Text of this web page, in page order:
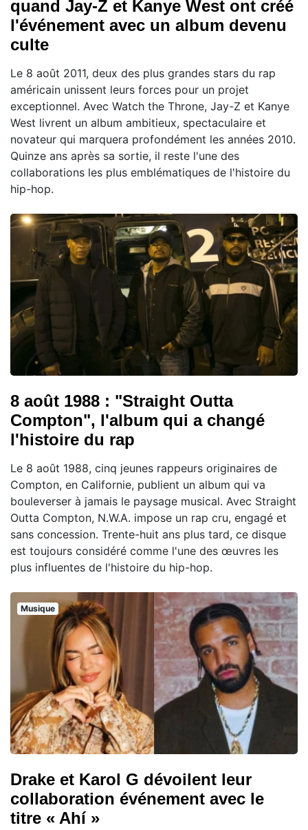
quand Jay-Z et Kanye West ont créé
l'événement avec un album devenu
culte
Le 8 août 2011, deux des plus grandes stars du rap
américain unissent leurs forces pour un projet
exceptionnel. Avec Watch the Throne, Jay-Z et Kanye
West livrent un album ambitieux, spectaculaire et
novateur qui marquera profondément les années 2010.
Quinze ans après sa sortie, il reste l'une des
collaborations les plus emblématiques de l'histoire du
hip-hop.
8 août 1988 : "Straight Outta
Compton", l'album qui a changé
l'histoire du rap
Le 8 août 1988, cinq jeunes rappeurs originaires de
Compton, en Californie, publient un album qui va
bouleverser à jamais le paysage musical. Avec Straight
Outta Compton, N.W.A. impose un rap cru, engagé et
sans concession. Trente-huit ans plus tard, ce disque
est toujours considéré comme l'une des œuvres les
plus influentes de l'histoire du hip-hop.
Musique
Drake et Karol G dévoilent leur
collaboration événement avec le
titre « Ahí »